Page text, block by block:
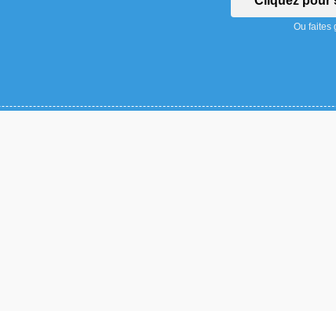
Ou faites